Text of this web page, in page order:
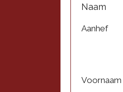
Naam
Aanhef
Voornaam